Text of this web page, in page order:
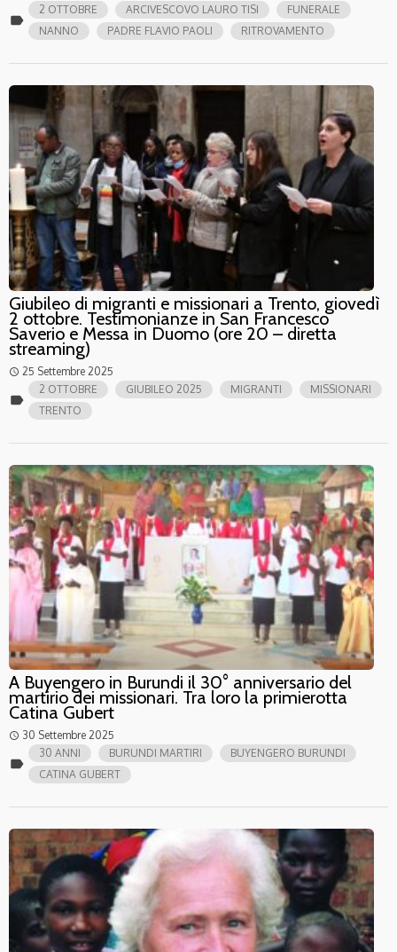
label
2 OTTOBRE ARCIVESCOVO LAURO TISI
FUNERALE
NANNO
PADRE FLAVIO PAOLI RITROVAMENTO
Giubileo di migranti e missionari a Trento, giovedì
2 ottobre. Testimonianze in San Francesco
Saverio e Messa in Duomo (ore 20 – diretta
streaming)
access_time 25 Settembre 2025
label
2 OTTOBRE GIUBILEO 2025 MIGRANTI
MISSIONARI
TRENTO
A Buyengero in Burundi il 30° anniversario del
martirio dei missionari. Tra loro la primierotta
Catina Gubert
access_time 30 Settembre 2025
label
30 ANNI BURUNDI MARTIRI
BUYENGERO BURUNDI
CATINA GUBERT